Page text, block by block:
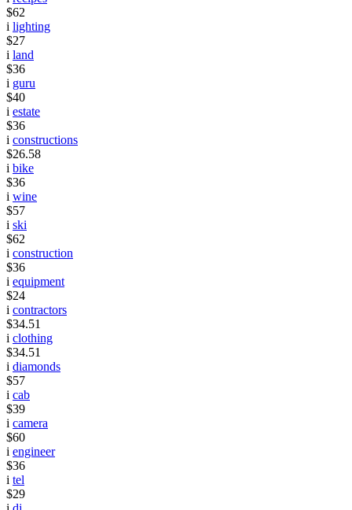
$62
i lighting
$27
i land
$36
i guru
$40
i estate
$36
i constructions
$26.58
i bike
$36
i wine
$57
i ski
$62
i construction
$36
i equipment
$24
i contractors
$34.51
i clothing
$34.51
i diamonds
$57
i cab
$39
i camera
$60
i engineer
$36
i tel
$29